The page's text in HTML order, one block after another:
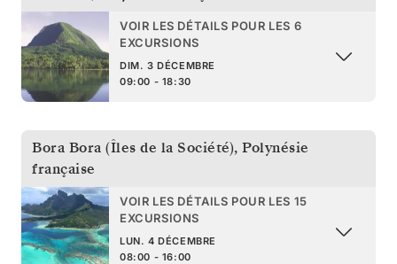
VOIR LES DÉTAILS POUR LES 6
EXCURSIONS
DIM. 3 DÉCEMBRE
09:00 - 18:30
Bora Bora (Îles de la Société), Polynésie
française
VOIR LES DÉTAILS POUR LES 15
EXCURSIONS
LUN. 4 DÉCEMBRE
08:00 - 16:00